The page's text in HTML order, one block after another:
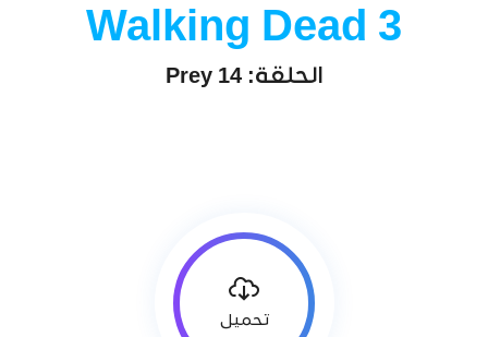
Walking Dead 3
الحلقة: 14 Prey
تحميل